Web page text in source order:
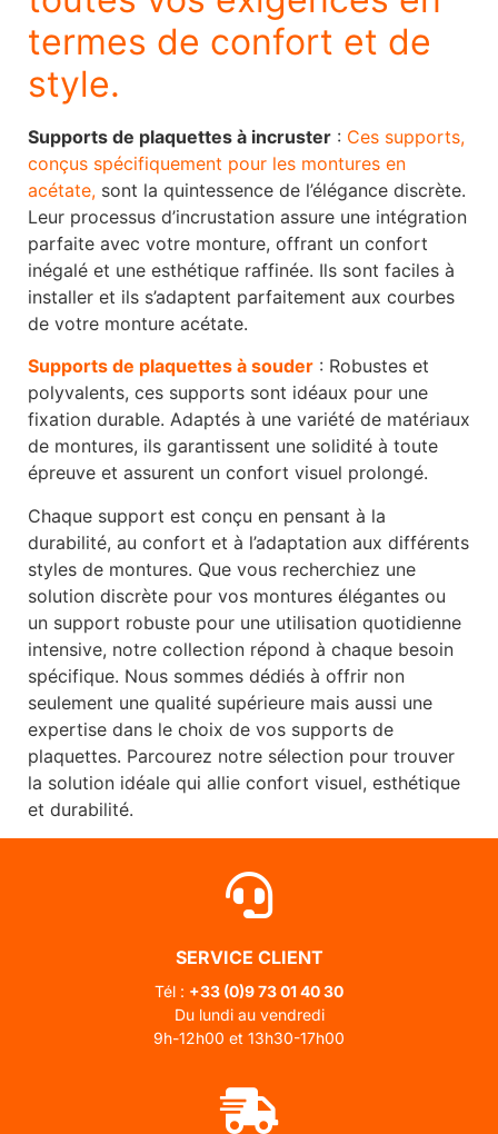
termes de confort et de
style.
Supports de plaquettes à incruster : Ces supports,
conçus spécifiquement pour les montures en
acétate, sont la quintessence de l’élégance discrète.
Leur processus d’incrustation assure une intégration
parfaite avec votre monture, offrant un confort
inégalé et une esthétique raffinée. Ils sont faciles à
installer et ils s’adaptent parfaitement aux courbes
de votre monture acétate.
Supports de plaquettes à souder : Robustes et
polyvalents, ces supports sont idéaux pour une
fixation durable. Adaptés à une variété de matériaux
de montures, ils garantissent une solidité à toute
épreuve et assurent un confort visuel prolongé.
Chaque support est conçu en pensant à la
durabilité, au confort et à l’adaptation aux différents
styles de montures. Que vous recherchiez une
solution discrète pour vos montures élégantes ou
un support robuste pour une utilisation quotidienne
intensive, notre collection répond à chaque besoin
spécifique. Nous sommes dédiés à offrir non
seulement une qualité supérieure mais aussi une
expertise dans le choix de vos supports de
plaquettes. Parcourez notre sélection pour trouver
la solution idéale qui allie confort visuel, esthétique
et durabilité.
SERVICE CLIENT
Tél : +33 (0)9 73 01 40 30
Du lundi au vendredi
9h-12h00 et 13h30-17h00